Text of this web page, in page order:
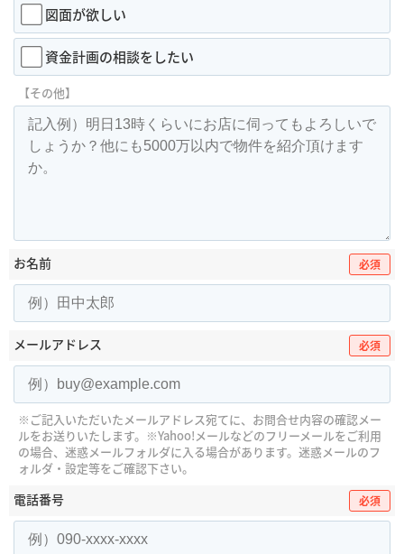
図面が欲しい
資金計画の相談をしたい
【その他】
お名前 必須
メールアドレス 必須
※ご記入いただいたメールアドレス宛てに、お問合せ内容の確認メー
ルをお送りいたします。 ※Yahoo!メールなどのフリーメールをご利用
の場合、迷惑メールフォルダに入る場合があります。 迷惑メールのフ
ォルダ・設定等をご確認下さい。
電話番号 必須